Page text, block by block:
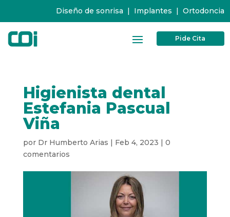
Diseño de sonrisa | Implantes | Ortodoncia
Pide Cita
Higienista dental
Estefania Pascual
Viña
por Dr Humberto Arias | Feb 4, 2023 | 0
comentarios